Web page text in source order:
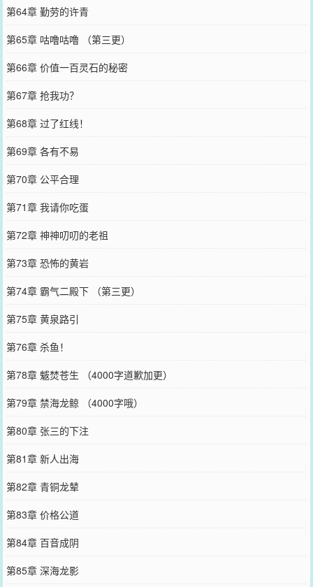
第64章 勤劳的许青
第65章 咕噜咕噜 （第三更）
第66章 价值一百灵石的秘密
第67章 抢我功？
第68章 过了红线！
第69章 各有不易
第70章 公平合理
第71章 我请你吃蛋
第72章 神神叨叨的老祖
第73章 恐怖的黄岩
第74章 霸气二殿下 （第三更）
第75章 黄泉路引
第76章 杀鱼！
第78章 魃焚苍生 （4000字道歉加更）
第79章 禁海龙鲸 （4000字哦）
第80章 张三的下注
第81章 新人出海
第82章 青铜龙辇
第83章 价格公道
第84章 百音成阴
第85章 深海龙影